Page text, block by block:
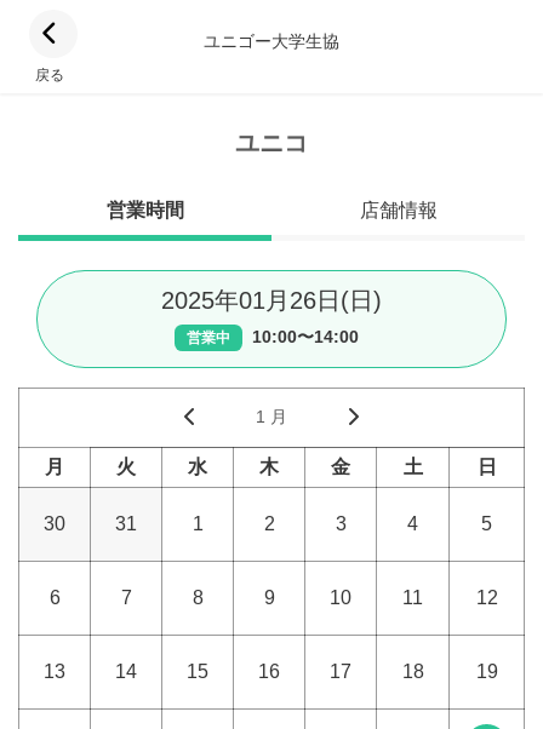
戻る
ユニゴー大学生協
ユニコ
営業時間 店舗情報
2025年01月26日(日)
営業中 10:00〜14:00
1 月
月 火 水 木 金 土 日
30 31 1 2 3 4 5
6 7 8 9 10 11 12
13 14 15 16 17 18 19